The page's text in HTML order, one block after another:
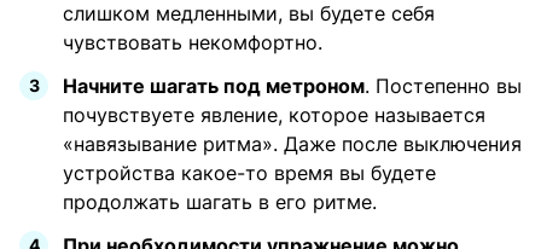
слишком медленными, вы будете себя
чувствовать некомфортно.
Начните шагать под метроном. Постепенно вы
почувствуете явление, которое называется
«навязывание ритма». Даже после выключения
устройства какое-то время вы будете
продолжать шагать в его ритме.